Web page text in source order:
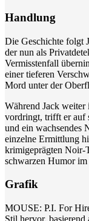
Handlung
Die Geschichte folgt
der nun als
Vermisstenfall
einer tieferen
Mord unter der
Während Jack weiter
vordringt, trifft er auf
und ein wachsendes
einzelne Ermittlung
krimigeprägten Noir-
schwarzen Humor
Grafik
MOUSE: P.I. For
Stil hervor,